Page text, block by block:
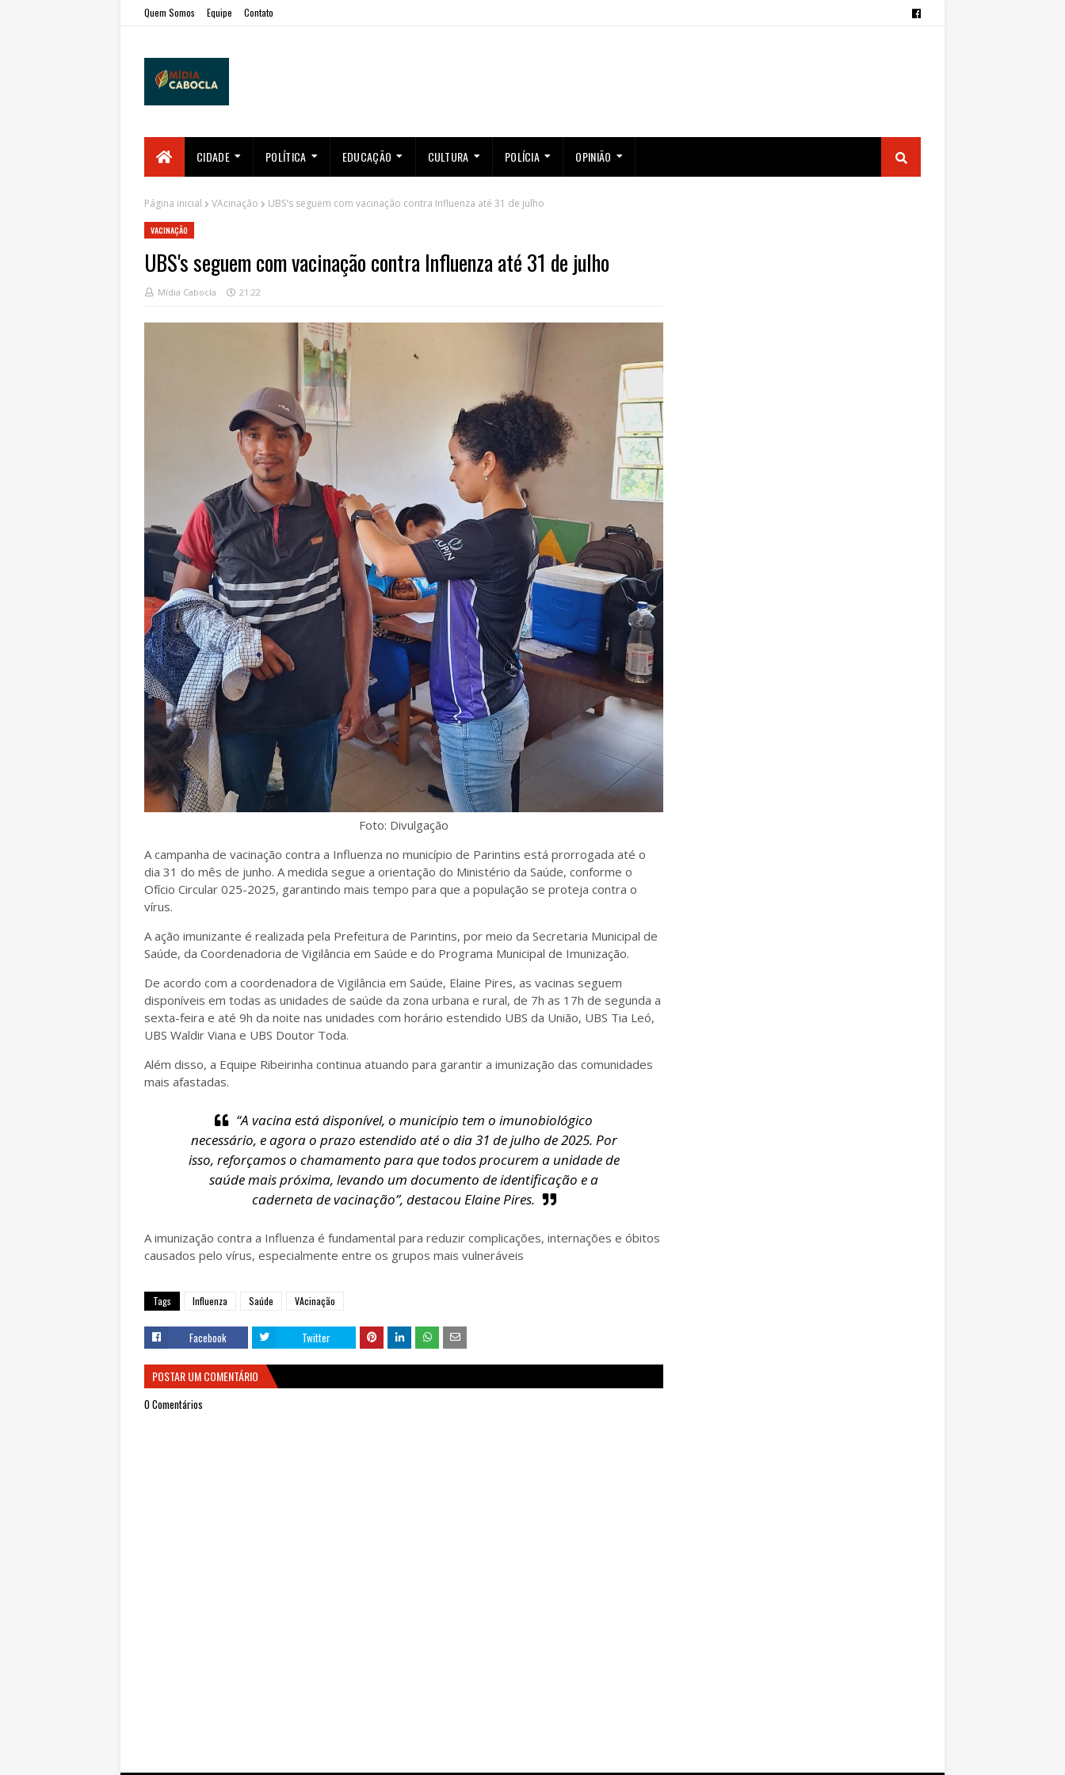
Quem Somos Equipe Contato
CIDADE POLÍTICA EDUCAÇÃO CULTURA POLÍCIA OPINIÃO
Página inicial VAcinação UBS's seguem com vacinação contra Influenza até 31 de julho
VACINAÇÃO
UBS's seguem com vacinação contra Influenza até 31 de julho
Mídia Cabocla 21:22
Foto: Divulgação
A campanha de vacinação contra a Influenza no município de Parintins está prorrogada até o
dia 31 do mês de junho. A medida segue a orientação do Ministério da Saúde, conforme o
Ofício Circular 025-2025, garantindo mais tempo para que a população se proteja contra o
vírus.
A ação imunizante é realizada pela Prefeitura de Parintins, por meio da Secretaria Municipal de
Saúde, da Coordenadoria de Vigilância em Saúde e do Programa Municipal de Imunização.
De acordo com a coordenadora de Vigilância em Saúde, Elaine Pires, as vacinas seguem
disponíveis em todas as unidades de saúde da zona urbana e rural, de 7h as 17h de segunda a
sexta-feira e até 9h da noite nas unidades com horário estendido UBS da União, UBS Tia Leó,
UBS Waldir Viana e UBS Doutor Toda.
Além disso, a Equipe Ribeirinha continua atuando para garantir a imunização das comunidades
mais afastadas.
“A vacina está disponível, o município tem o imunobiológico
necessário, e agora o prazo estendido até o dia 31 de julho de 2025. Por
isso, reforçamos o chamamento para que todos procurem a unidade de
saúde mais próxima, levando um documento de identificação e a
caderneta de vacinação”, destacou Elaine Pires.
A imunização contra a Influenza é fundamental para reduzir complicações, internações e óbitos
causados pelo vírus, especialmente entre os grupos mais vulneráveis
Tags Influenza Saúde VAcinação
Facebook Twitter
POSTAR UM COMENTÁRIO
0 Comentários